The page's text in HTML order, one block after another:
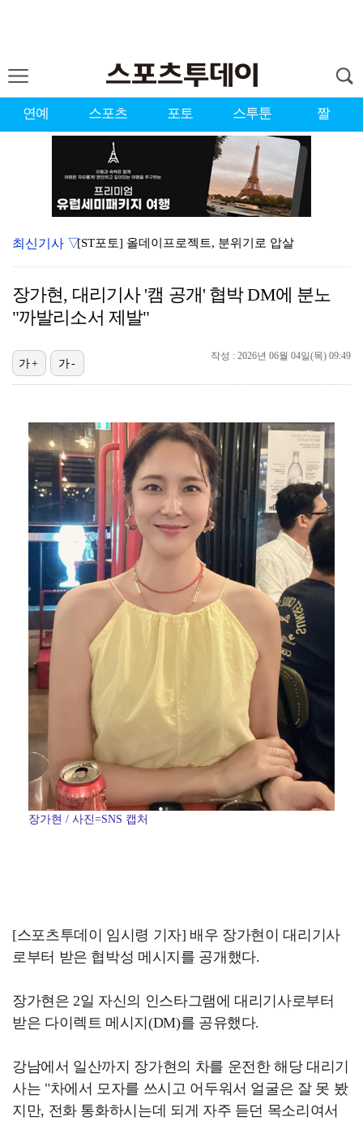
연예 스포츠 포토 스투툰 짤
[ST포토] 올데이프로젝트, 분위기로 압살
'팬 홀대 논란' 블랙핑크 10주년, 사과와 잡음 속 …
[ST포토] 텐, 한여름 청청패션
[ST포토] 볼빨간사춘기, 여행을 떠나요
[ST포토] 멋있는 타잔
[ST포토] 스트레이 키즈, 빌보드의 남자들
최신기사 ▽
장가현, 대리기사 '캠 공개' 협박 DM에 분노
"까발리소서 제발"
작성 : 2026년 06월 04일(목) 09:49
가+ 가-
장가현 / 사진=SNS 캡처
[스포츠투데이 임시령 기자] 배우 장가현이 대리기사
로부터 받은 협박성 메시지를 공개했다.
장가현은 2일 자신의 인스타그램에 대리기사로부터
받은 다이렉트 메시지(DM)를 공유했다.
강남에서 일산까지 장가현의 차를 운전한 해당 대리기
사는 "차에서 모자를 쓰시고 어두워서 얼굴은 잘 못 봤
지만, 전화 통화하시는데 되게 자주 듣던 목소리여서